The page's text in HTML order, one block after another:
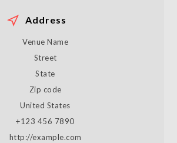
Address
Venue Name
Street
State
Zip code
United States
+123 456 7890
http://example.com